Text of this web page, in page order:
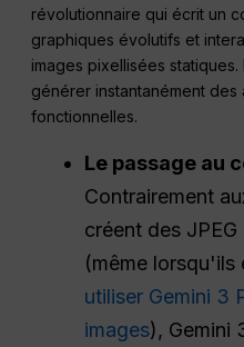
révolutionnaire qui écrit un
graphiques évolutifs et
images pixellisées
générer instantanément des
fonctionnelles.
Le passage au
Contrairement
créent des
(même lorsqu'ils
utiliser Gemini 3
images), Gemini